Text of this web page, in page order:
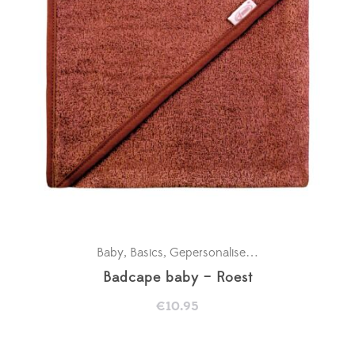
Baby, Basics, Gepersonaliseerde badcapes
Badcape baby – Roest
€10.95